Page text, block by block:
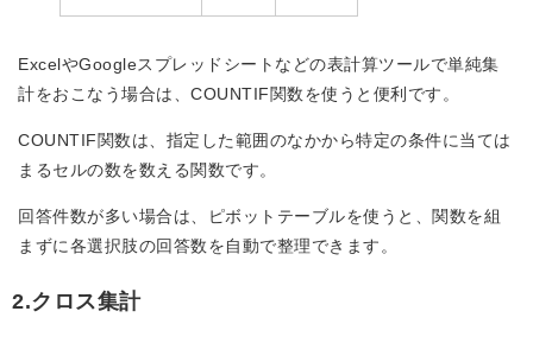
ExcelやGoogleスプレッドシートなどの表計算ツールで単純集
計をおこなう場合は、COUNTIF関数を使うと便利です。
COUNTIF関数は、指定した範囲のなかから特定の条件に当ては
まるセルの数を数える関数です。
回答件数が多い場合は、ピボットテーブルを使うと、関数を組
まずに各選択肢の回答数を自動で整理できます。
2.クロス集計